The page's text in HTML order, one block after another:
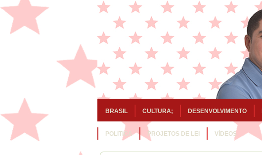
BRASIL CULTURA; DESENVOLVIMENTO
POLITICA PROJETOS DE LEI VÍDEOS